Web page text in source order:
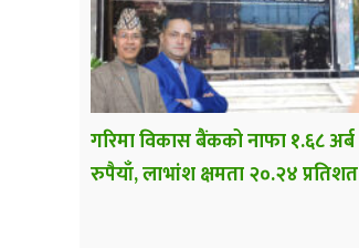
गरिमा विकास बैंकको नाफा १.६८ अर्ब
रुपैयाँ, लाभांश क्षमता २०.२४ प्रतिशत